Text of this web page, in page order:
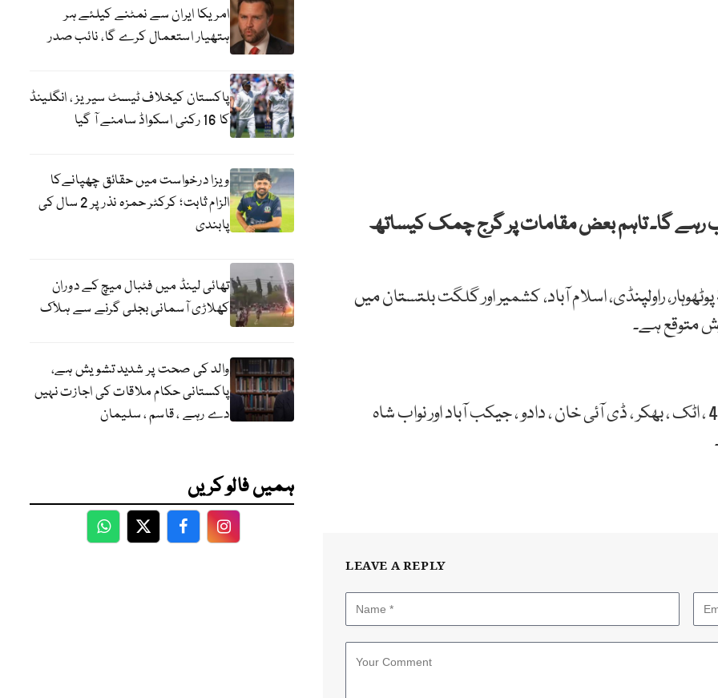
رہے گا۔ تاہم بعض مقامات پر گرج چمک کیساتھ
راولپنڈی، اسلام آباد، کشمیر اور گلگت بلتستان میں
متوقع ہے۔
محکمہ موسمیات کے مطابق گزشتہ روز دالبندین میں 44 ، اٹک ، بھکر ، ڈی آئی خان ، دادو ، جیکب آباد اور نواب شاہ
LEAVE A REPLY
امریکا ایران سے نمٹنے کیلئے ہر
ہتھیار استعمال کرے گا، نائب صدر
پاکستان کیخلاف ٹیسٹ سیریز ، انگلینڈ
کا 16 رکنی اسکواڈ سامنے آ گیا
ویزا درخواست میں حقائق چھپانےکا
الزام ثابت؛ کرکٹر حمزہ نذر پر 2 سال کی
پابندی
تھائی لینڈ میں فٹبال میچ کے دوران
کھلاڑی آسمانی بجلی گرنے سے ہلاک
والد کی صحت پر شدید تشویش ہے،
پاکستانی حکام ملاقات کی اجازت نہیں
دے رہے ، قاسم ، سلیمان
ہمیں فالو کریں
WhatsApp
TwitterFacebookFacebook